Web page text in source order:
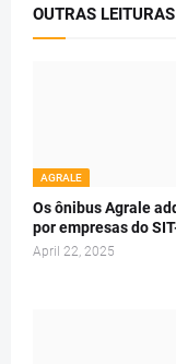
OUTRAS LEITURAS
AGRALE
Os ônibus Agrale
por empresas do
April 22, 2025